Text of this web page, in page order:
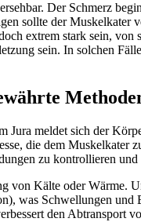
Der Schmerz
sollte der Muskelkater
extrem stark sein,
sein. In solchen
Jura meldet sich der
die dem
zu kontrollieren und
von Kälte oder Wärme.
was Schwellungen
den Abtransport